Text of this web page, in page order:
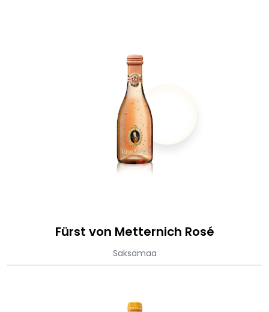
Fürst von Metternich Rosé
Saksamaa